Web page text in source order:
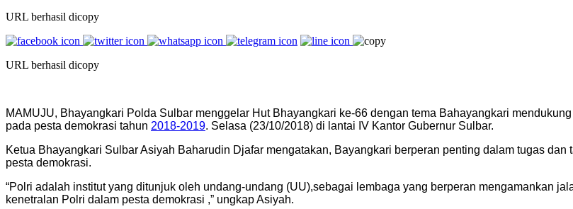
URL berhasil dicopy
URL berhasil dicopy
MAMUJU, Bhayangkari Polda Sulbar menggelar Hut Bhayangkari ke-66 dengan tema Bahayangkari
pada pesta demokrasi tahun 2018-2019. Selasa (23/10/2018) di lantai IV Kantor Gubernur Sulbar.
Ketua Bhayangkari Sulbar Asiyah Baharudin Djafar mengatakan, Bayangkari berperan penting dalam tugas
pesta demokrasi.
“Polri adalah institut yang ditunjuk oleh undang-undang (UU),sebagai lembaga yang berperan mengamankan
kenetralan Polri dalam pesta demokrasi ,” ungkap Asiyah.